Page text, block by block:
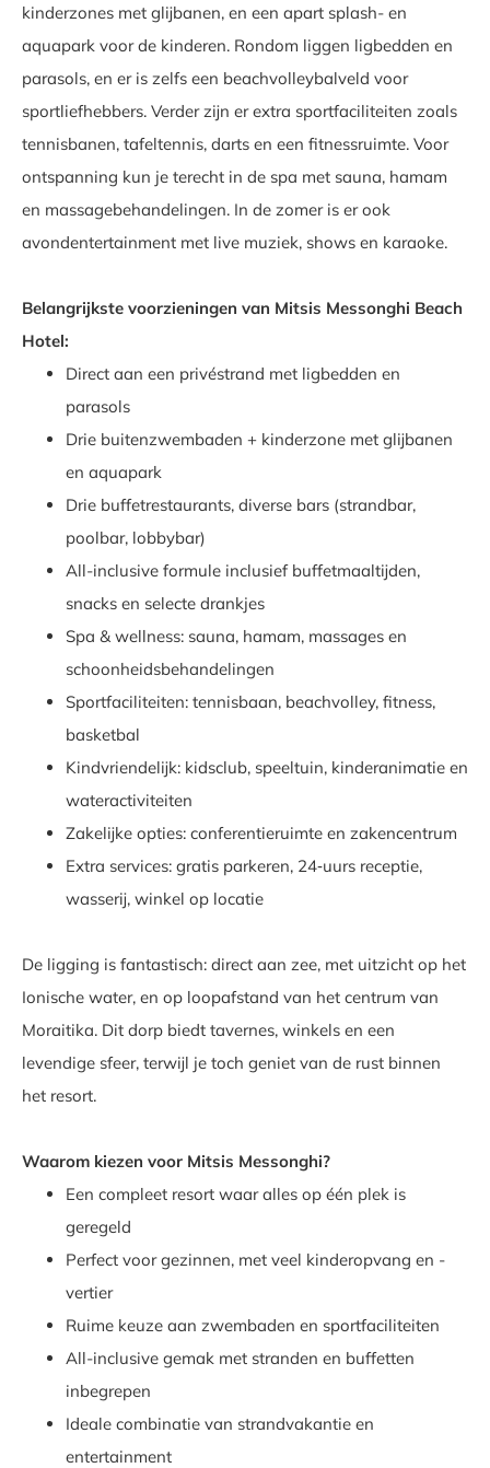
kinderzones met glijbanen, en een apart splash- en
aquapark voor de kinderen. Rondom liggen ligbedden en
parasols, en er is zelfs een beachvolleybalveld voor
sportliefhebbers. Verder zijn er extra sportfaciliteiten zoals
tennisbanen, tafeltennis, darts en een fitnessruimte. Voor
ontspanning kun je terecht in de spa met sauna, hamam
en massagebehandelingen. In de zomer is er ook
avondentertainment met live muziek, shows en karaoke.
Belangrijkste voorzieningen van Mitsis Messonghi Beach
Hotel:
Direct aan een privéstrand met ligbedden en
parasols
Drie buitenzwembaden + kinderzone met glijbanen
en aquapark
Drie buffetrestaurants, diverse bars (strandbar,
poolbar, lobbybar)
All-inclusive formule inclusief buffetmaaltijden,
snacks en selecte drankjes
Spa & wellness: sauna, hamam, massages en
schoonheidsbehandelingen
Sportfaciliteiten: tennisbaan, beachvolley, fitness,
basketbal
Kindvriendelijk: kidsclub, speeltuin, kinderanimatie en
wateractiviteiten
Zakelijke opties: conferentieruimte en zakencentrum
Extra services: gratis parkeren, 24‑uurs receptie,
wasserij, winkel op locatie
De ligging is fantastisch: direct aan zee, met uitzicht op het
Ionische water, en op loopafstand van het centrum van
Moraitika. Dit dorp biedt tavernes, winkels en een
levendige sfeer, terwijl je toch geniet van de rust binnen
het resort.
Waarom kiezen voor Mitsis Messonghi?
Een compleet resort waar alles op één plek is
geregeld
Perfect voor gezinnen, met veel kinderopvang en -
vertier
Ruime keuze aan zwembaden en sportfaciliteiten
All-inclusive gemak met stranden en buffetten
inbegrepen
Ideale combinatie van strandvakantie en
entertainment